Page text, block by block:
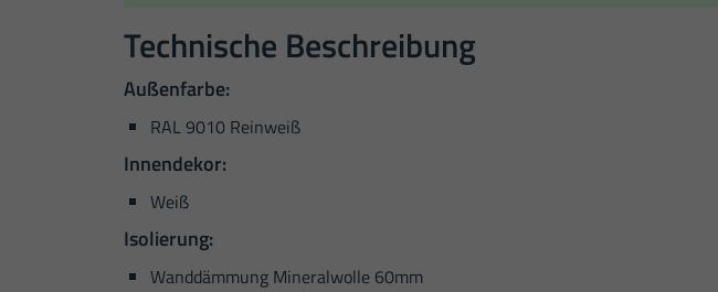
Technische Beschreibung
Außenfarbe:
RAL 9010 Reinweiß
Innendekor:
Weiß
Isolierung:
Wanddämmung Mineralwolle 60mm